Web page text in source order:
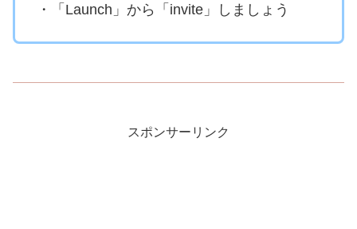
・「Launch」から「invite」しましょう
スポンサーリンク